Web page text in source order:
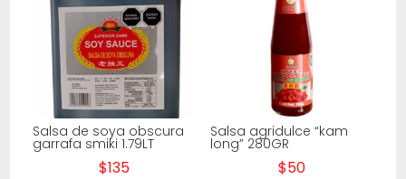
Salsa de soya obscura
garrafa smiki 1.79LT
$135
Salsa agridulce “kam
long” 280GR
$50